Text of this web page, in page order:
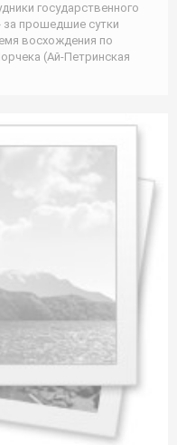
государственного
за прошедшие сутки
восхождения по
(Ай-Петринская